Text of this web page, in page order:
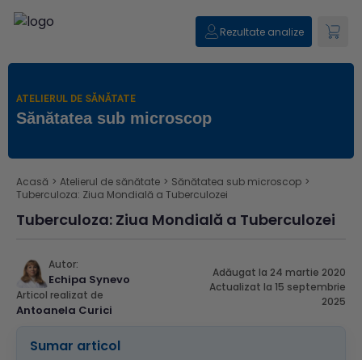
Rezultate analize
ATELIERUL DE SĂNĂTATE
Sănătatea sub microscop
Acasă > Atelierul de sănătate > Sănătatea sub microscop >
Tuberculoza: Ziua Mondială a Tuberculozei
Tuberculoza: Ziua Mondială a Tuberculozei
Autor:
Echipa Synevo
Articol realizat de
Antoanela Curici
Adăugat la 24 martie 2020
Actualizat la 15 septembrie
2025
Sumar articol